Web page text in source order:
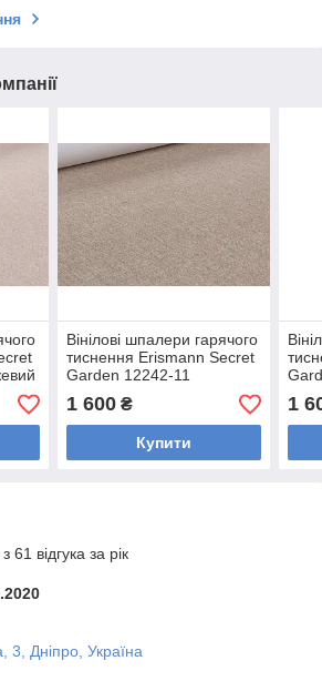
Вінілові шпалери гарячого
тиснення Erismann Secret
Garden 12242-11
Коричневий 10,05 x 1,06 м
1 600₴
Купити
1
61 відгука за рік
3, Дніпро, Україна